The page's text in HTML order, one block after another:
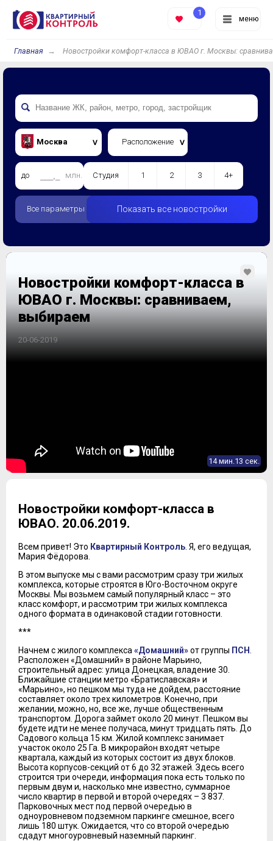
меню
1
Главная Новостройки комфорт-класса в ЮВАО г. Москвы:
Москва Расположение
до млн. Студия 1 2 3 4+
Все параметры Показать все новостройки
Новостройки комфорт-класса в
ЮВАО г. Москвы: сравниваем,
выбираем
20-06-2019
14 мин.13 сек.
Новостройки комфорт-класса в
ЮВАО. 20.06.2019.
Всем привет! Это Квартирный Контроль . Я, его ведущая,
Мария Фёдорова.
В этом выпуске мы с вами рассмотрим сразу три жилых
комплекса, которые строятся в Юго-Восточном округе
Москвы. Мы возьмем самый популярный класс – это
класс комфорт, и рассмотрим три жилых комплекса
одного формата в одинаковой стадии готовности.
***
Начнем с жилого комплекса «Домашний»от группы ПСН
Расположен «Домашний» в районе Марьино,
строительный адрес: улица Донецкая, владение 30.
Ближайшие станции метро «Братиславская» и
«Марьино», но пешком мы туда не дойдем, расстояние
составляет около трех километров. Конечно, при
желании, можно, но, все же, лучше общественным
транспортом. Дорога займет около 20 минут. Пешком вы
будете идти не менее получаса, минут тридцать пять. До
Садового кольца 15 км. Жилой комплекс занимает
участок около 25 Га. В микрорайон входят четыре
квартала, каждый из которых состоит из двух блоков.
Высота корпусов-секций от 6 до 32 этажей. Здесь всего
строится три очереди, информация пока есть только по
первым двум и, насколько мне известно, суммарное
число квартир в первой и второй очередях – 3 837.
Парковочных мест под первой очередью в
одноуровневом подземном паркинге смешное, всего
лишь 180 штук. Ожидается, что со второй очередью
сдадут многоуровневый наземный паркинг.